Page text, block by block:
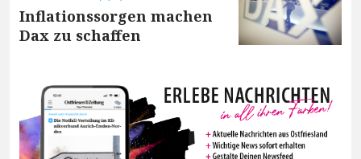
Inflationssorgen machen
Dax zu schaffen